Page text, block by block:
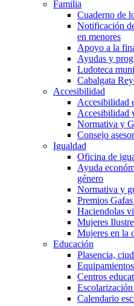
Familia
Cuaderno de
Notificación
en menores
Apoyo a la
Ayudas y
Ludoteca
Cabalgata
Accesibilidad
Accesibilidad
Accesibilidad
Normativa y
Consejo
Igualdad
Oficina de
Ayuda
género
Normativa y
Premios
Haciendolas
Mujeres
Mujeres en la
Educación
Plasencia,
Centros
Calendario